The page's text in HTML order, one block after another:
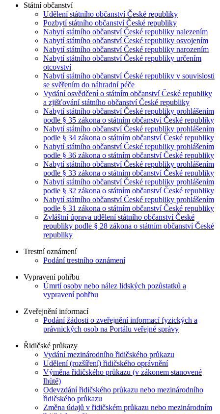
Státní občanství
Udělení státního občanství České republiky
Pozbytí státního občanství České republiky
Nabytí státního občanství České republiky nalezením
Nabytí státního občanství České republiky osvojením
Nabytí státního občanství České republiky narozením
Nabytí státního občanství České republiky určením
otcovství
Nabytí státního občanství České republiky v souvislosti
se svěřením do náhradní péče
Vydání osvědčení o státním občanství České republiky
a zjišťování státního občanství České republiky
Nabytí státního občanství České republiky prohlášením
podle § 35 zákona o státním občanství České republiky
Nabytí státního občanství České republiky prohlášením
podle § 34 zákona o státním občanství České republiky
Nabytí státního občanství České republiky prohlášením
podle § 36 zákona o státním občanství České republiky
Nabytí státního občanství České republiky prohlášením
podle § 33 zákona o státním občanství České republiky
Nabytí státního občanství České republiky prohlášením
podle § 32 zákona o státním občanství České republiky
Nabytí státního občanství České republiky prohlášením
podle § 31 zákona o státním občanství České republiky
Zvláštní úprava udělení státního občanství České
republiky podle § 28 zákona o státním občanství České
republiky
Trestní oznámení
Podání trestního oznámení
Vypravení pohřbu
Úmrtí osoby nebo nález lidských pozůstatků a
vypravení pohřbu
Zveřejnění informací
Podání žádosti o zveřejnění informací fyzických a
právnických osob na Portálu veřejné správy
Řidičské průkazy
Vydání mezinárodního řidičského průkazu
Udělení (rozšíření) řidičského oprávnění
Výměna řidičského průkazu (v zákonem stanovené
lhůtě)
Odevzdání řidičského průkazu nebo mezinárodního
řidičského průkazu
Změna údajů v řidičském průkazu nebo mezinárodním